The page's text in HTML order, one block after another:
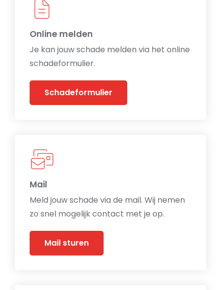
Online melden
Je kan jouw schade melden via het online
schadeformulier.
Schadeformulier
Mail
Meld jouw schade via de mail. Wij nemen
zo snel mogelijk contact met je op.
Mail sturen